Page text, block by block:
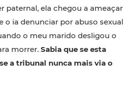
paternal, ela chegou a ameaçar
o ia denunciar por abuso sexual
o meu marido desligou o
morrer. Sabia que se esta
a tribunal nunca mais via o